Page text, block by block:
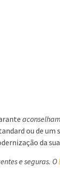
ou de um
da
e seguras. O